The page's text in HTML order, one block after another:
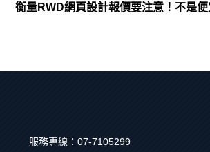
衡量RWD網頁設計報價要注意！不是
服務專線：07-7105299